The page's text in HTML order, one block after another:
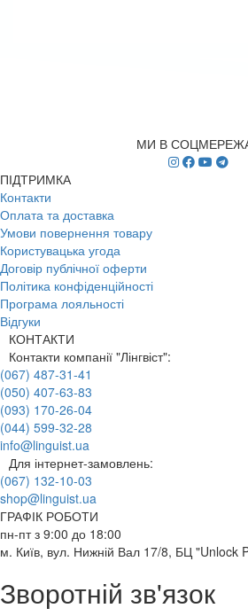
МИ В
ПІДТРИМКА
Контакти
Оплата та доставка
Умови повернення товару
Користувацька угода
Договір публічної оферти
Політика конфіденційності
Програма лояльності
Відгуки
КОНТАКТИ
Контакти компанії "Лінгвіст":
(067) 487-31-41
(050) 407-63-83
(093) 170-26-04
(044) 599-32-28
info@linguist.ua
Для інтернет-замовлень:
(067) 132-10-03
shop@linguist.ua
ГРАФІК РОБОТИ
пн-пт з 9:00 до 18:00
м. Київ, вул. Нижній Вал 17/8, БЦ "Unlock
Зворотній зв'язок